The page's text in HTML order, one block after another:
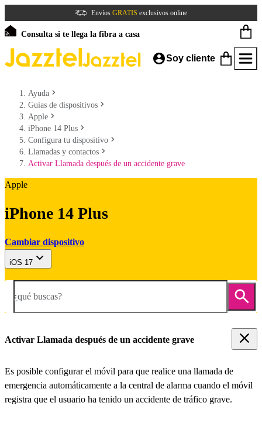
Envíos GRATIS exclusivos online
Consulta si te llega la fibra a casa
Soy cliente
Ayuda
Guías de dispositivos
Apple
iPhone 14 Plus
Configura tu dispositivo
Llamadas y contactos
Activar Llamada después de un accidente grave
Apple
iPhone 14 Plus
Cambiar dispositivo
iOS 17
¿qué buscas?
Activar Llamada después de un accidente grave
Es posible configurar el móvil para que realice una llamada de
emergencia automáticamente a la central de alarma cuando el móvil
registra que el usuario ha tenido un accidente de tráfico grave.